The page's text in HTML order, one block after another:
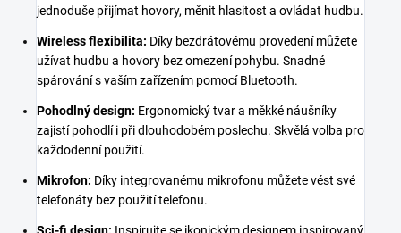
jednoduše přijímat hovory, měnit hlasitost a ovládat hudbu.
Wireless flexibilita: Díky bezdrátovému provedení můžete
užívat hudbu a hovory bez omezení pohybu. Snadné
spárování s vaším zařízením pomocí Bluetooth.
Pohodlný design: Ergonomický tvar a měkké náušníky
zajistí pohodlí i při dlouhodobém poslechu. Skvělá volba pro
každodenní použití.
Mikrofon: Díky integrovanému mikrofonu můžete vést své
telefonáty bez použití telefonu.